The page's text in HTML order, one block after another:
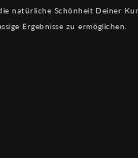
natürliche Schönheit Deiner
Ergebnisse zu ermöglichen.